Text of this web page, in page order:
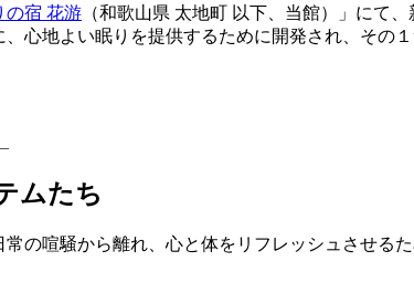
の宿 花游 （和歌山県 太地町 以下、当館）」にて
心地よい眠りを提供するために開発され、その
ムたち
の喧騒から離れ、心と体をリフレッシュさせる